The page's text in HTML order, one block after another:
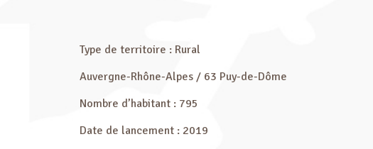
Type de territoire : Rural
Auvergne-Rhône-Alpes / 63 Puy-de-Dôme
Nombre d’habitant : 795
Date de lancement : 2019